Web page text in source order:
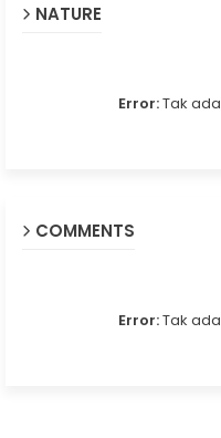
NATURE
Error:Tak
COMMENTS
Error:Tak